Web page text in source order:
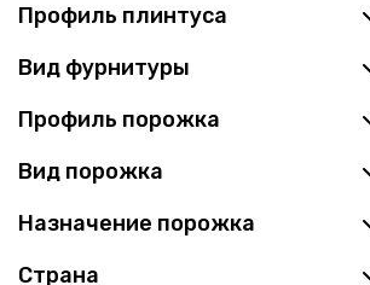
Профиль плинтуса
Вид фурнитуры
Профиль порожка
Вид порожка
Назначение порожка
Страна